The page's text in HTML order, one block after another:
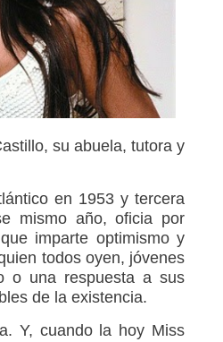
su abuela, tutora y
en 1953 y tercera
mismo año, oficia por
imparte optimismo y
todos oyen, jóvenes
o una respuesta a sus
de la existencia.
Y, cuando la hoy Miss